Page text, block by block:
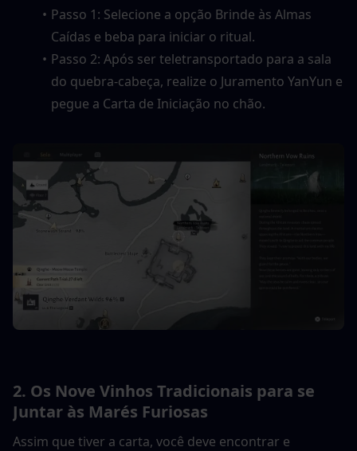
Passo 1: Selecione a opção Brinde às Almas
Caídas e beba para iniciar o ritual.
Passo 2: Após ser teletransportado para a sala
do quebra-cabeça, realize o Juramento YanYun e
pegue a Carta de Iniciação no chão.
2. Os Nove Vinhos Tradicionais para se
Juntar às Marés Furiosas
Assim que tiver a carta, você deve encontrar e